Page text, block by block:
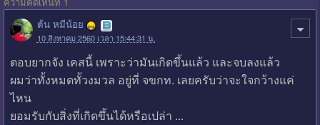
ต้น หมีน้อย
10 สิงหาคม 2560 เวลา 15:44:31 น.
ตอบยากจัง เคสนี้ เพราะว่ามันเกิดขึ้นแล้ว และจบลงแล้ว
ผมว่าทั้งหมดทั้วงมวล อยู่ที่ จขกท. เลยครับว่าจะใจกว้างแค่
ไหน
ยอมรับกับสิ่งที่เกิดขึ้นได้หรือเปล่า ...